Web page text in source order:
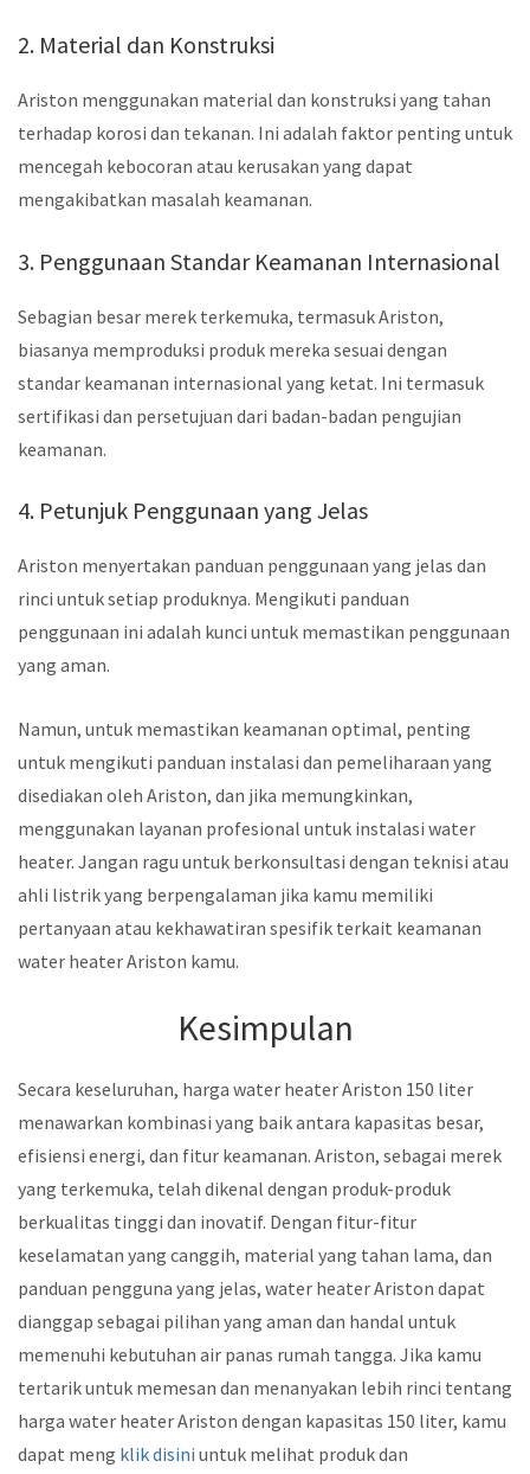
2. Material dan Konstruksi
Ariston menggunakan material dan konstruksi yang tahan
terhadap korosi dan tekanan. Ini adalah faktor penting untuk
mencegah kebocoran atau kerusakan yang dapat
mengakibatkan masalah keamanan.
3. Penggunaan Standar Keamanan Internasional
Sebagian besar merek terkemuka, termasuk Ariston,
biasanya memproduksi produk mereka sesuai dengan
standar keamanan internasional yang ketat. Ini termasuk
sertifikasi dan persetujuan dari badan-badan pengujian
keamanan.
4. Petunjuk Penggunaan yang Jelas
Ariston menyertakan panduan penggunaan yang jelas dan
rinci untuk setiap produknya. Mengikuti panduan
penggunaan ini adalah kunci untuk memastikan penggunaan
yang aman.
Namun, untuk memastikan keamanan optimal, penting
untuk mengikuti panduan instalasi dan pemeliharaan yang
disediakan oleh Ariston, dan jika memungkinkan,
menggunakan layanan profesional untuk instalasi water
heater. Jangan ragu untuk berkonsultasi dengan teknisi atau
ahli listrik yang berpengalaman jika kamu memiliki
pertanyaan atau kekhawatiran spesifik terkait keamanan
water heater Ariston kamu.
Kesimpulan
Secara keseluruhan, harga water heater Ariston 150 liter
menawarkan kombinasi yang baik antara kapasitas besar,
efisiensi energi, dan fitur keamanan. Ariston, sebagai merek
yang terkemuka, telah dikenal dengan produk-produk
berkualitas tinggi dan inovatif. Dengan fitur-fitur
keselamatan yang canggih, material yang tahan lama, dan
panduan pengguna yang jelas, water heater Ariston dapat
dianggap sebagai pilihan yang aman dan handal untuk
memenuhi kebutuhan air panas rumah tangga. Jika kamu
tertarik untuk memesan dan menanyakan lebih rinci tentang
harga water heater Ariston dengan kapasitas 150 liter, kamu
dapat meng klik disini untuk melihat produk dan